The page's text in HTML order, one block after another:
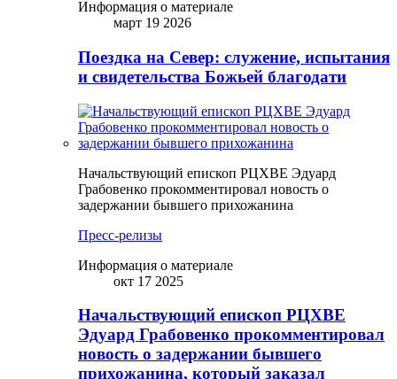
Информация о материале
март 19 2026
Поездка на Север: служение, испытания
и свидетельства Божьей благодати
Начальствующий епископ РЦХВЕ Эдуард
Грабовенко прокомментировал новость о
задержании бывшего прихожанина
Пресс-релизы
Информация о материале
окт 17 2025
Начальствующий епископ РЦХВЕ
Эдуард Грабовенко прокомментировал
новость о задержании бывшего
прихожанина, который заказал